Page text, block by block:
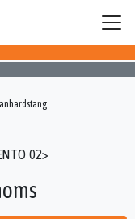
02>